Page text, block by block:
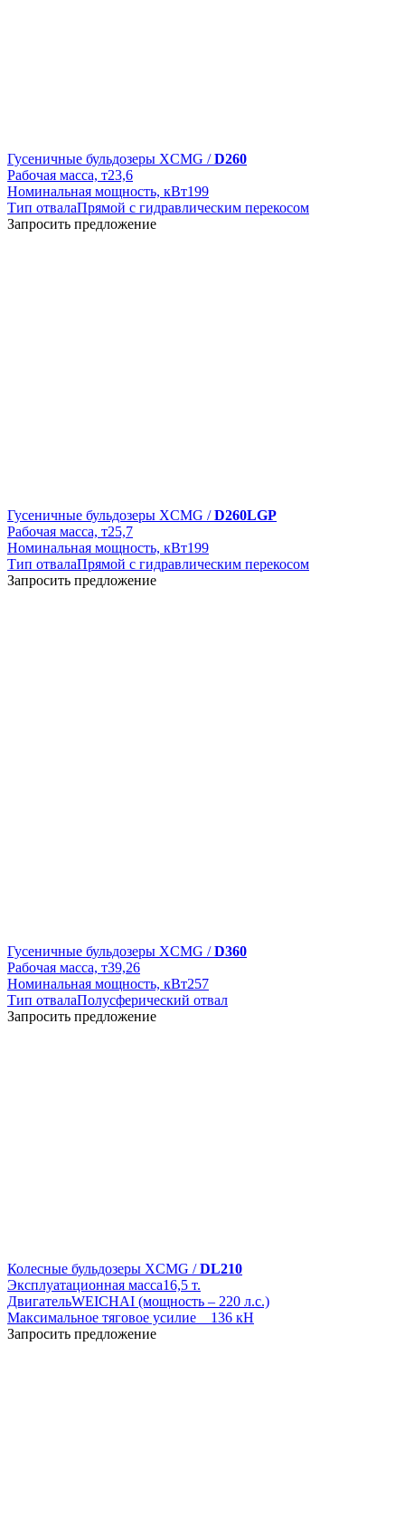
Гусеничные бульдозеры XCMG /D260
Рабочая масса, т23,6
Номинальная мощность, кВт199
Тип отвалаПрямой с гидравлическим перекосом
Запросить предложение
Гусеничные бульдозеры XCMG /D260LGP
Рабочая масса, т25,7
Номинальная мощность, кВт199
Тип отвалаПрямой с гидравлическим перекосом
Запросить предложение
Гусеничные бульдозеры XCMG /D360
Рабочая масса, т39,26
Номинальная мощность, кВт257
Тип отвалаПолусферический отвал
Запросить предложение
Колесные бульдозеры XCMG /DL210
Эксплуатационная масса16,5 т.
ДвигательWEICHAI (мощность – 220 л.с.)
Максимальное тяговое усилие 136 кН
Запросить предложение